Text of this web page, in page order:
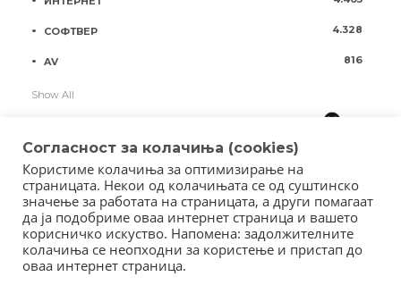
СОФТВЕР 4.328
AV 816
Show All
Copyright © 2018 - Member of IAB Macedonia
Согласност за колачиња (cookies)
Користиме колачиња за оптимизирање на
страницата. Некои од колачињата се од суштинско
значење за работата на страницата, а други помагаат
да ја подобриме оваа интернет страница и вашето
корисничко искуство. Напомена: задолжителните
колачиња се неопходни за користење и пристап до
оваа интернет страница.